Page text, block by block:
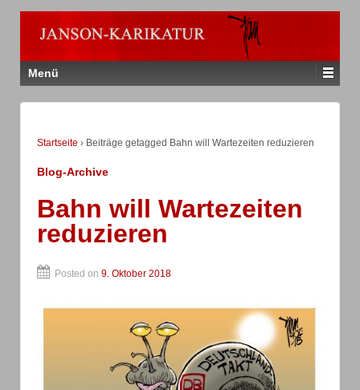
Menü
Startseite › Beiträge getagged Bahn will Wartezeiten reduzieren
Blog-Archive
Bahn will Wartezeiten
reduzieren
Posted on 9. Oktober 2018